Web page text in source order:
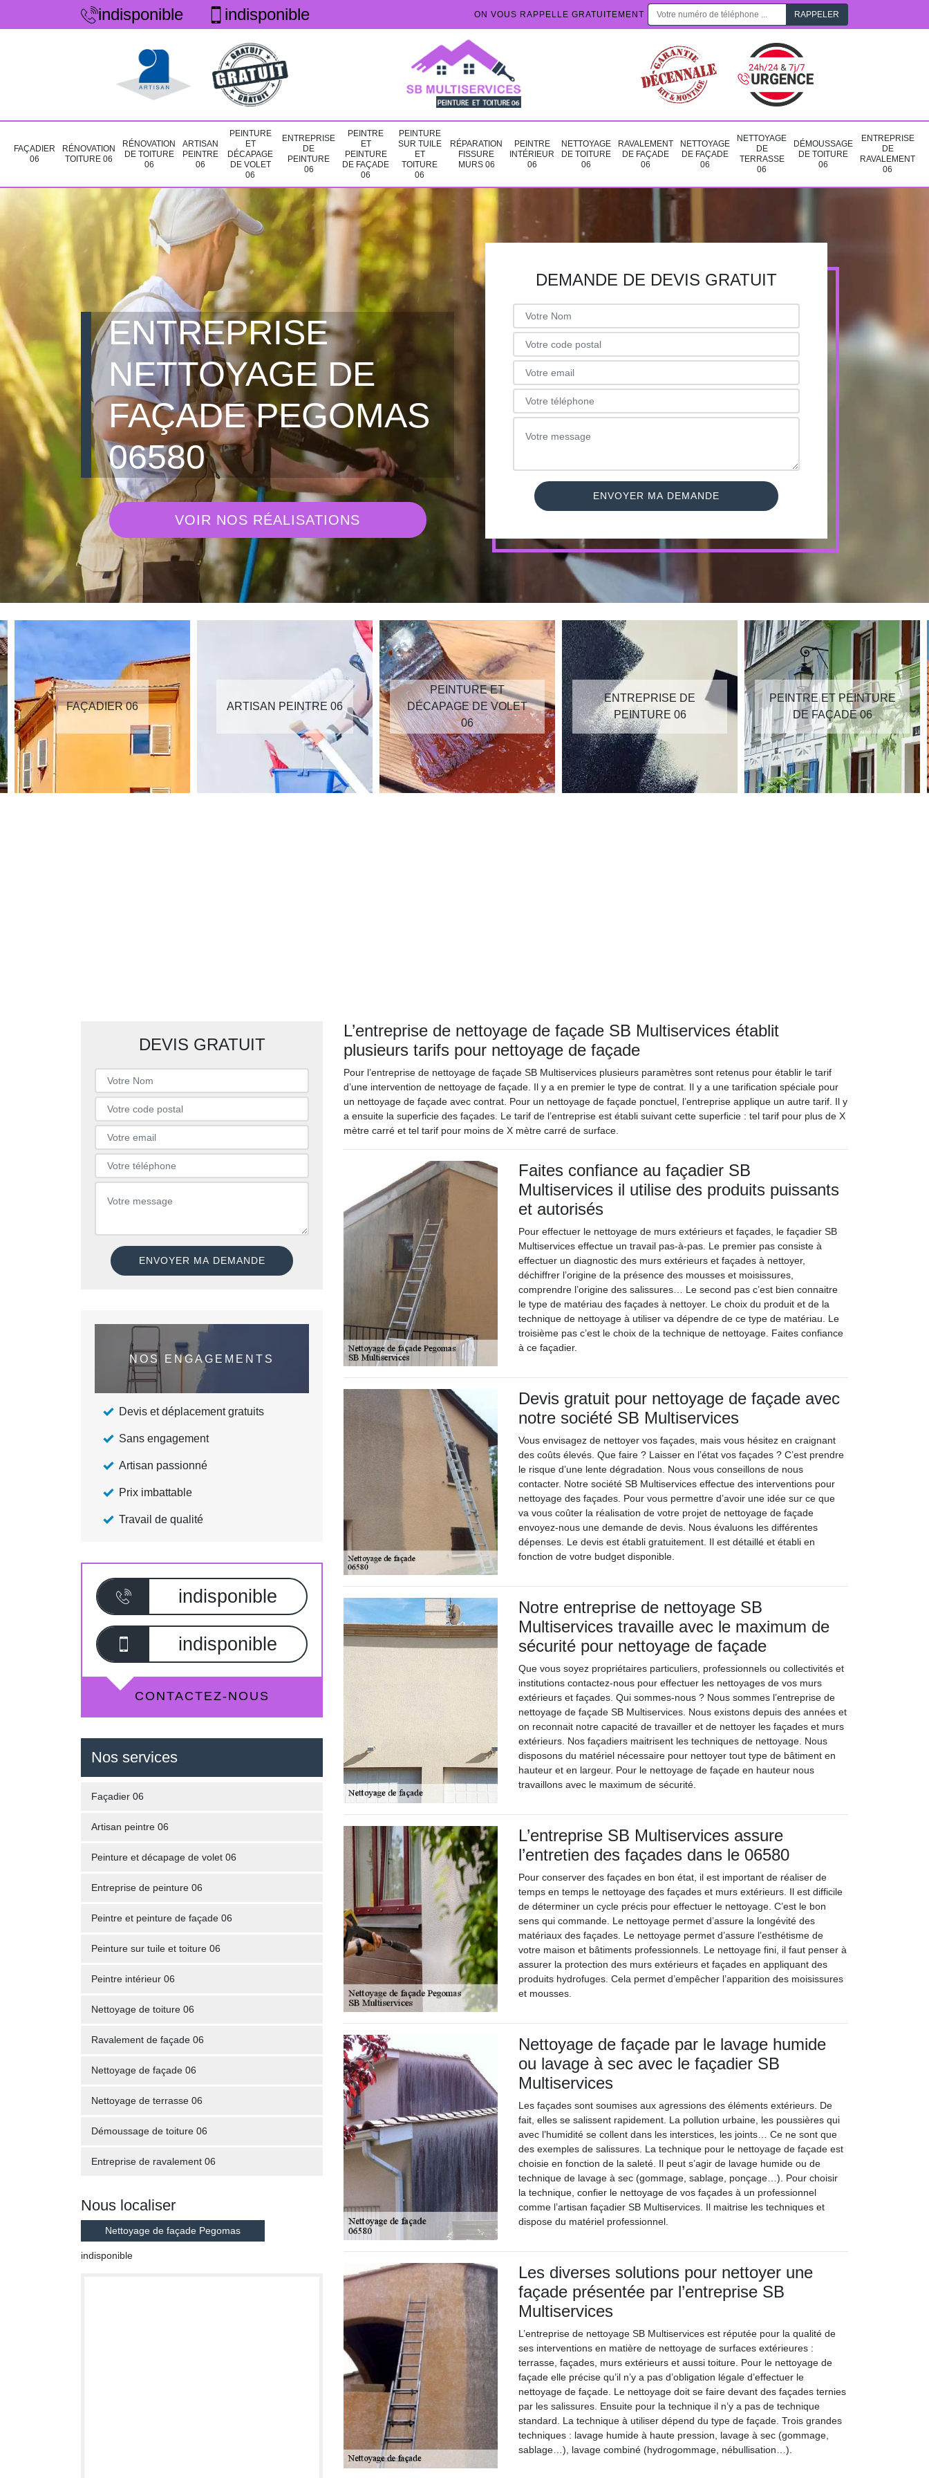
indisponible indisponible ON VOUS RAPPELLE GRATUITEMENT
FAÇADIER
06
RÉNOVATION
TOITURE 06
RÉNOVATION
DE TOITURE
06
ARTISAN
PEINTRE
06
PEINTURE
ET
DÉCAPAGE
DE VOLET
06
ENTREPRISE
DE
PEINTURE
06
PEINTRE
ET
PEINTURE
DE FAÇADE
06
PEINTURE
SUR TUILE
ET
TOITURE
06
RÉPARATION
FISSURE
MURS 06
PEINTRE
INTÉRIEUR
06
NETTOYAGE
DE TOITURE
06
RAVALEMENT
DE FAÇADE
06
NETTOYAGE
DE FAÇADE
06
NETTOYAGE
DE
TERRASSE
06
DÉMOUSSAGE
DE TOITURE
06
ENTREPRISE
DE
RAVALEMENT
06
ENTREPRISE
NETTOYAGE DE
FAÇADE PEGOMAS
06580
VOIR NOS RÉALISATIONS
DEMANDE DE DEVIS GRATUIT
FAÇADIER 06 ARTISAN PEINTRE 06
PEINTURE ET
DÉCAPAGE DE VOLET
06
ENTREPRISE DE
PEINTURE 06
PEINTRE ET PEINTURE
DE FAÇADE 06
DEVIS GRATUIT
NOS ENGAGEMENTS
Devis et déplacement gratuits
Sans engagement
Artisan passionné
Prix imbattable
Travail de qualité
indisponible
indisponible
CONTACTEZ-NOUS
Nos services
Façadier 06
Artisan peintre 06
Peinture et décapage de volet 06
Entreprise de peinture 06
Peintre et peinture de façade 06
Peinture sur tuile et toiture 06
Peintre intérieur 06
Nettoyage de toiture 06
Ravalement de façade 06
Nettoyage de façade 06
Nettoyage de terrasse 06
Démoussage de toiture 06
Entreprise de ravalement 06
Nous localiser
Nettoyage de façade Pegomas
indisponible
L’entreprise de nettoyage de façade SB Multiservices établit
plusieurs tarifs pour nettoyage de façade
Pour l’entreprise de nettoyage de façade SB Multiservices plusieurs paramètres sont retenus pour établir le tarif
d’une intervention de nettoyage de façade. Il y a en premier le type de contrat. Il y a une tarification spéciale pour
un nettoyage de façade avec contrat. Pour un nettoyage de façade ponctuel, l’entreprise applique un autre tarif. Il y
a ensuite la superficie des façades. Le tarif de l’entreprise est établi suivant cette superficie : tel tarif pour plus de X
mètre carré et tel tarif pour moins de X mètre carré de surface.
Faites confiance au façadier SB
Multiservices il utilise des produits puissants
et autorisés
Pour effectuer le nettoyage de murs extérieurs et façades, le façadier SB
Multiservices effectue un travail pas-à-pas. Le premier pas consiste à
effectuer un diagnostic des murs extérieurs et façades à nettoyer,
déchiffrer l’origine de la présence des mousses et moisissures,
comprendre l’origine des salissures… Le second pas c’est bien connaitre
le type de matériau des façades à nettoyer. Le choix du produit et de la
technique de nettoyage à utiliser va dépendre de ce type de matériau. Le
troisième pas c’est le choix de la technique de nettoyage. Faites confiance
à ce façadier.
Devis gratuit pour nettoyage de façade avec
notre société SB Multiservices
Vous envisagez de nettoyer vos façades, mais vous hésitez en craignant
des coûts élevés. Que faire ? Laisser en l’état vos façades ? C’est prendre
le risque d’une lente dégradation. Nous vous conseillons de nous
contacter. Notre société SB Multiservices effectue des interventions pour
nettoyage des façades. Pour vous permettre d’avoir une idée sur ce que
va vous coûter la réalisation de votre projet de nettoyage de façade
envoyez-nous une demande de devis. Nous évaluons les différentes
dépenses. Le devis est établi gratuitement. Il est détaillé et établi en
fonction de votre budget disponible.
Notre entreprise de nettoyage SB
Multiservices travaille avec le maximum de
sécurité pour nettoyage de façade
Que vous soyez propriétaires particuliers, professionnels ou collectivités et
institutions contactez-nous pour effectuer les nettoyages de vos murs
extérieurs et façades. Qui sommes-nous ? Nous sommes l’entreprise de
nettoyage de façade SB Multiservices. Nous existons depuis des années et
on reconnait notre capacité de travailler et de nettoyer les façades et murs
extérieurs. Nos façadiers maitrisent les techniques de nettoyage. Nous
disposons du matériel nécessaire pour nettoyer tout type de bâtiment en
hauteur et en largeur. Pour le nettoyage de façade en hauteur nous
travaillons avec le maximum de sécurité.
L’entreprise SB Multiservices assure
l’entretien des façades dans le 06580
Pour conserver des façades en bon état, il est important de réaliser de
temps en temps le nettoyage des façades et murs extérieurs. Il est difficile
de déterminer un cycle précis pour effectuer le nettoyage. C’est le bon
sens qui commande. Le nettoyage permet d’assure la longévité des
matériaux des façades. Le nettoyage permet d’assure l’esthétisme de
votre maison et bâtiments professionnels. Le nettoyage fini, il faut penser à
assurer la protection des murs extérieurs et façades en appliquant des
produits hydrofuges. Cela permet d’empêcher l’apparition des moisissures
et mousses.
Nettoyage de façade par le lavage humide
ou lavage à sec avec le façadier SB
Multiservices
Les façades sont soumises aux agressions des éléments extérieurs. De
fait, elles se salissent rapidement. La pollution urbaine, les poussières qui
avec l’humidité se collent dans les interstices, les joints… Ce ne sont que
des exemples de salissures. La technique pour le nettoyage de façade est
choisie en fonction de la saleté. Il peut s’agir de lavage humide ou de
technique de lavage à sec (gommage, sablage, ponçage…). Pour choisir
la technique, confier le nettoyage de vos façades à un professionnel
comme l’artisan façadier SB Multiservices. Il maitrise les techniques et
dispose du matériel professionnel.
Les diverses solutions pour nettoyer une
façade présentée par l’entreprise SB
Multiservices
L’entreprise de nettoyage SB Multiservices est réputée pour la qualité de
ses interventions en matière de nettoyage de surfaces extérieures :
terrasse, façades, murs extérieurs et aussi toiture. Pour le nettoyage de
façade elle précise qu’il n’y a pas d’obligation légale d’effectuer le
nettoyage de façade. Le nettoyage doit se faire devant des façades ternies
par les salissures. Ensuite pour la technique il n’y a pas de technique
standard. La technique à utiliser dépend du type de façade. Trois grandes
techniques : lavage humide à haute pression, lavage à sec (gommage,
sablage…), lavage combiné (hydrogommage, nébullisation…).